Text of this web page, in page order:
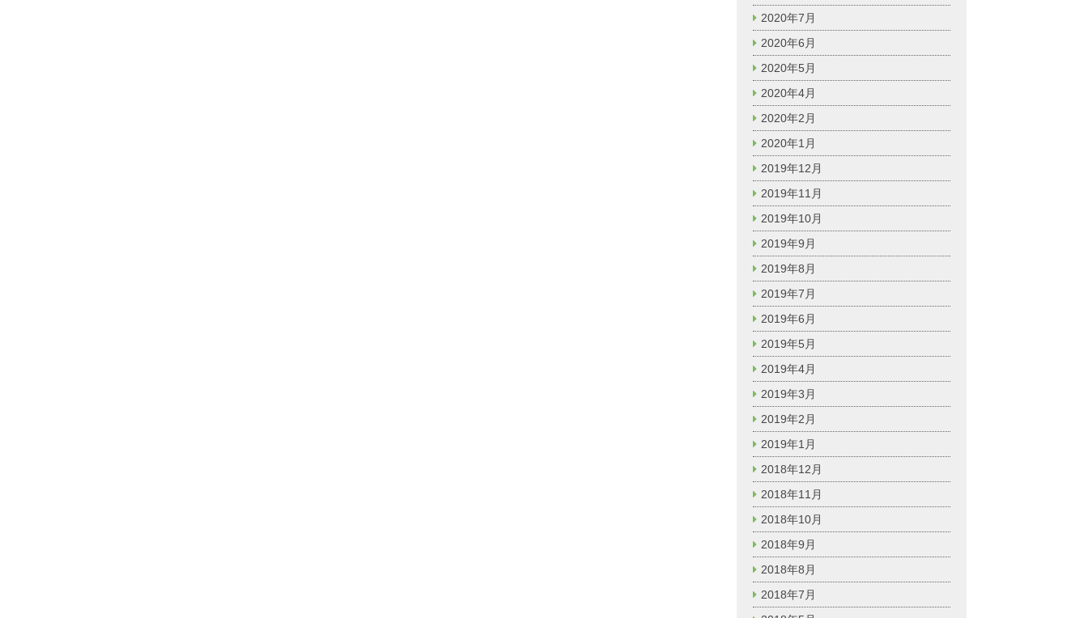
2020年7月
2020年6月
2020年5月
2020年4月
2020年2月
2020年1月
2019年12月
2019年11月
2019年10月
2019年9月
2019年8月
2019年7月
2019年6月
2019年5月
2019年4月
2019年3月
2019年2月
2019年1月
2018年12月
2018年11月
2018年10月
2018年9月
2018年8月
2018年7月